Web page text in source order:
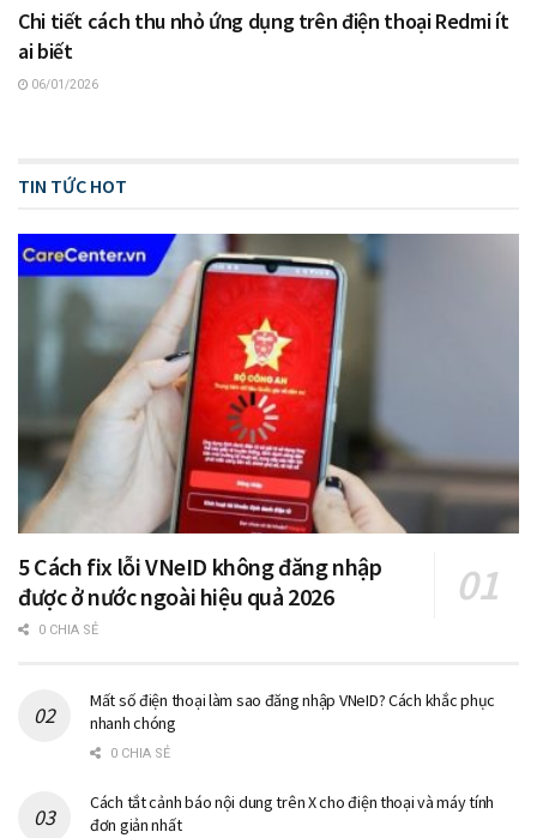
Chi tiết cách thu nhỏ ứng dụng trên điện thoại Redmi ít
ai biết
06/01/2026
TIN TỨC HOT
5 Cách fix lỗi VNeID không đăng nhập
được ở nước ngoài hiệu quả 2026
0 CHIA SẺ
Mất số điện thoại làm sao đăng nhập VNeID? Cách khắc phục
nhanh chóng
0 CHIA SẺ
Cách tắt cảnh báo nội dung trên X cho điện thoại và máy tính
đơn giản nhất